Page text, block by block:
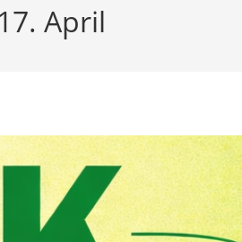
April